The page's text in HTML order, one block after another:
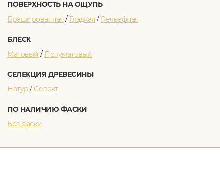
ПОВЕРХНОСТЬ НА ОЩУПЬ
Брашированная / Гладкая / Рельефная
БЛЕСК
Матовый / Полуматовый
СЕЛЕКЦИЯ ДРЕВЕСИНЫ
Натур / Селект
ПО НАЛИЧИЮ ФАСКИ
Без фаски